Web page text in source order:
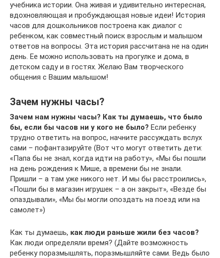
учебника истории. Она живая и удивительно интересная,
вдохновляющая и пробуждающая новые идеи! История
часов для дошкольников построена как диалог с
ребенком, как совместный поиск взрослым и малышом
ответов на вопросы. Эта история рассчитана не на один
день. Ее можно использовать на прогулке и дома, в
детском саду и в гостях. Желаю Вам творческого
общения с Вашим малышом!
Зачем нужны часы?
Зачем нам нужны часы? Как ты думаешь, что было
бы, если бы часов ни у кого не было? Если ребенку
трудно ответить на вопрос, начните рассуждать вслух
сами – пофантазируйте (Вот что могут ответить дети:
«Папа бы не знал, когда идти на работу», «Мы бы пошли
на день рождения к Мише, а времени бы не знали.
Пришли – а там уже никого нет. И мы бы расстроились»,
«Пошли бы в магазин игрушек – а он закрыт», «Везде бы
опаздывали», «Мы бы могли опоздать на поезд или на
самолет»)
Как ты думаешь, как люди раньше жили без часов?
Как люди определяли время? (Дайте возможность
ребенку поразмышлять, поразмышляйте сами. Ведь было